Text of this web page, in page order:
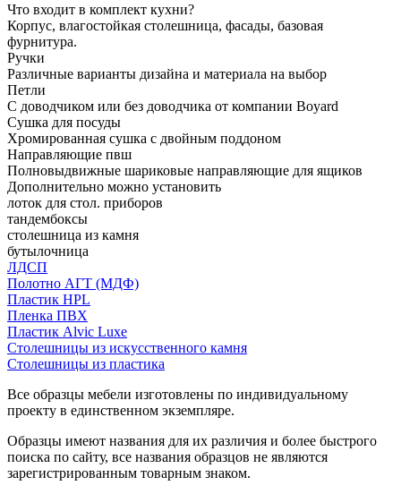
Что входит в комплект кухни?
Корпус, влагостойкая столешница, фасады, базовая
фурнитура.
Ручки
Различные варианты дизайна и материала на выбор
Петли
С доводчиком или без доводчика от компании Boyard
Сушка для посуды
Хромированная сушка с двойным поддоном
Направляющие пвш
Полновыдвижные шариковые направляющие для ящиков
Дополнительно можно установить
лоток для стол. приборов
тандембоксы
столешница из камня
бутылочница
ЛДСП
Полотно АГТ (МДФ)
Пластик HPL
Пленка ПВХ
Пластик Alvic Luxe
Столешницы из искусственного камня
Столешницы из пластика
Все образцы мебели изготовлены по индивидуальному
проекту в единственном экземпляре.
Образцы имеют названия для их различия и более быстрого
поиска по сайту, все названия образцов не являются
зарегистрированным товарным знаком.